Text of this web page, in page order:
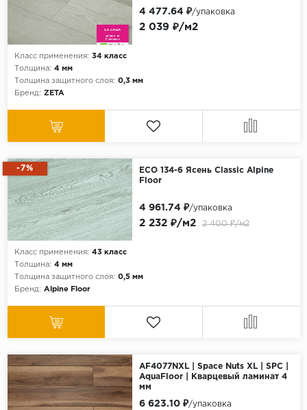
Класс применения: 34 класс
Толщина: 4 мм
Толщина защитного слоя: 0,3 мм
Бренд: ZETA
2 039 ₽/м2
4 477.64 ₽/упаковка
-7%
ECO 134-6 Ясень Classic Alpine
Floor
Класс применения: 43 класс
Толщина: 4 мм
Толщина защитного слоя: 0,5 мм
Бренд: Alpine Floor
2 232 ₽/м2 2 400 ₽/м2
4 961.74 ₽/упаковка
AF4077NXL | Space Nuts XL | SPC |
AquaFloor | Кварцевый ламинат 4
мм
6 623.10 ₽/упаковка